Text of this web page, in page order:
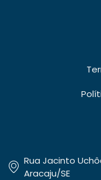
Rua Jacinto
Aracaju/SE